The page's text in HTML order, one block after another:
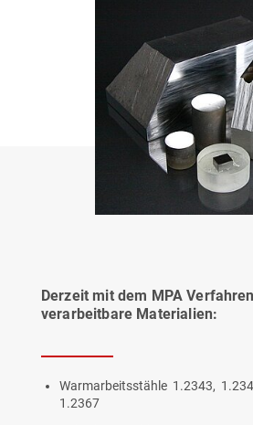
Derzeit mit dem MPA Verfahren
verarbeitbare Materialien:
Warmarbeitsstähle 1.2343,
1.2367